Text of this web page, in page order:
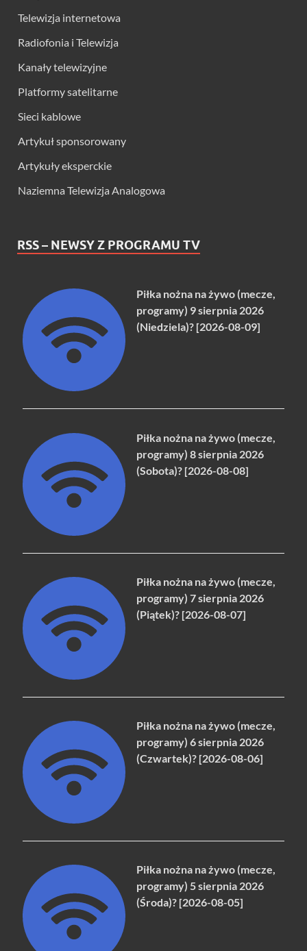
Telewizja internetowa
Radiofonia i Telewizja
Kanały telewizyjne
Platformy satelitarne
Sieci kablowe
Artykuł sponsorowany
Artykuły eksperckie
Naziemna Telewizja Analogowa
RSS – NEWSY Z PROGRAMU TV
Piłka nożna na żywo (mecze,
programy) 9 sierpnia 2026
(Niedziela)? [2026-08-09]
Piłka nożna na żywo (mecze,
programy) 8 sierpnia 2026
(Sobota)? [2026-08-08]
Piłka nożna na żywo (mecze,
programy) 7 sierpnia 2026
(Piątek)? [2026-08-07]
Piłka nożna na żywo (mecze,
programy) 6 sierpnia 2026
(Czwartek)? [2026-08-06]
Piłka nożna na żywo (mecze,
programy) 5 sierpnia 2026
(Środa)? [2026-08-05]